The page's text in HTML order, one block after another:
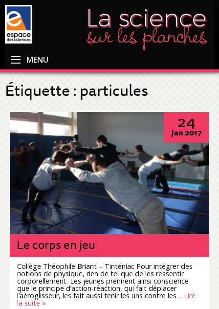
MENU
Étiquette : particules
24
Jan 2017
Le corps en jeu
Collège Théophile Briant – Tinténiac Pour intégrer des
notions de physique, rien de tel que de les ressentir
corporellement. Les jeunes prennent ainsi conscience
que le principe d’action-réaction, qui fait déplacer
l’aéroglisseur, les fait aussi tenir les uns contre les… Lire
la suite »